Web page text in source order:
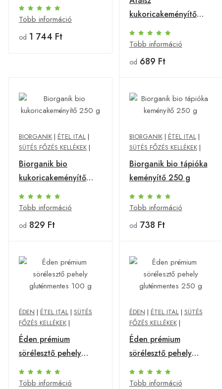
Több információ
od 1 744 Ft
kukoricakeményítő
500 g
Több információ
od 689 Ft
BIORGANIK | ÉTEL ITAL |
SÜTÉS FŐZÉS KELLÉKEK |
Biorganik bio
kukoricakeményítő
250 g
Több információ
od 829 Ft
BIORGANIK| ÉTEL ITAL|
SÜTÉS FŐZÉS KELLÉKEK|
Biorganik bio tápióka
keményítő 250 g
Több információ
od 738 Ft
ÉDEN | ÉTEL ITAL | SÜTÉS
FŐZÉS KELLÉKEK |
Éden prémium
sörélesztő pehely
gluténmentes 100 g
Több információ
ÉDEN | ÉTEL ITAL| SÜTÉS
FŐZÉS KELLÉKEK|
Éden prémium
sörélesztő pehely
gluténmentes 250 g
Több információ